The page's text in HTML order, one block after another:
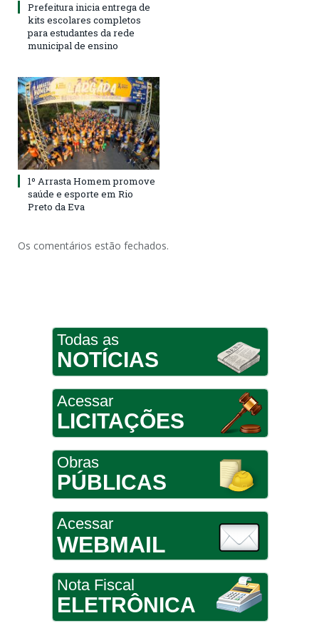
Prefeitura inicia entrega de
kits escolares completos
para estudantes da rede
municipal de ensino
1º Arrasta Homem promove
saúde e esporte em Rio
Preto da Eva
Os comentários estão fechados.
Todas as
NOTÍCIAS
Acessar
LICITAÇÕES
Obras
PÚBLICAS
Acessar
WEBMAIL
Nota Fiscal
ELETRÔNICA